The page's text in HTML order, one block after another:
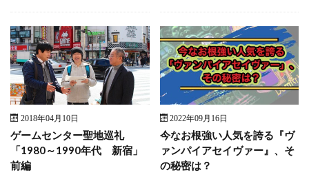
2018年04月10日
ゲームセンター聖地巡礼
「1980～1990年代 新宿」
前編
2022年09月16日
今なお根強い人気を誇る『ヴ
ァンパイアセイヴァー』、そ
の秘密は？